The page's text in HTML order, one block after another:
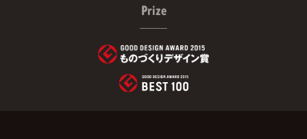
Prize